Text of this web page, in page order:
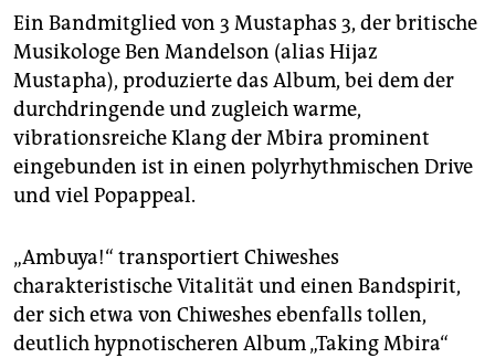
Ein Bandmitglied von 3 Mustaphas 3, der britische
Musikologe Ben Mandelson (alias Hijaz
Mustapha), produzierte das Album, bei dem der
durchdringende und zugleich warme,
vibrationsreiche Klang der Mbira prominent
eingebunden ist in einen polyrhythmischen Drive
und viel Popappeal.
„Ambuya!“ transportiert Chiweshes
charakteristische Vitalität und einen Bandspirit,
der sich etwa von Chiweshes ebenfalls tollen,
deutlich hypnotischeren Album „Taking Mbira“